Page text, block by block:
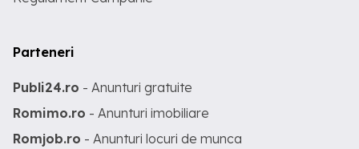
Parteneri
Publi24.ro - Anunturi gratuite
Romimo.ro - Anunturi imobiliare
Romjob.ro - Anunturi locuri de munca